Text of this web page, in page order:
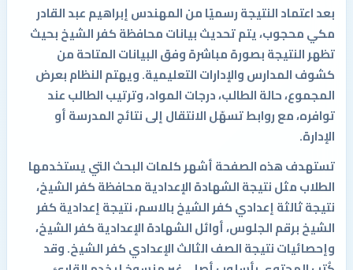
بعد اعتماد النتيجة رسميًا من المهندس إبراهيم عبد القادر
مكي محجوب، يتم تحديث بيانات محافظة كفر الشيخ بحيث
تظهر النتيجة بصورة مباشرة وفق البيانات المتاحة من
كشوف المدارس والإدارات التعليمية. ويهتم النظام بعرض
المجموع، حالة الطالب، درجات المواد، وترتيب الطالب عند
توافره، مع روابط تسهّل الانتقال إلى نتائج المدرسة أو
الإدارة.
تستهدف هذه الصفحة أشهر كلمات البحث التي يستخدمها
الطلاب مثل نتيجة الشهادة الإعدادية محافظة كفر الشيخ،
نتيجة ثالثة إعدادي كفر الشيخ بالاسم، نتيجة إعدادية كفر
الشيخ برقم الجلوس، أوائل الشهادة الإعدادية كفر الشيخ،
وإحصائيات نتيجة الصف الثالث الإعدادي كفر الشيخ. وقد